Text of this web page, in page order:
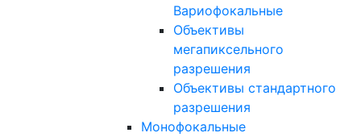
Вариофокальные
Объективы
мегапиксельного
разрешения
Объективы стандартного
разрешения
Монофокальные